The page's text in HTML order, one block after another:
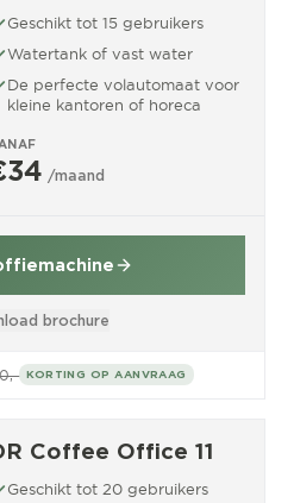
Geschikt tot 15 gebruikers
Watertank of vast water
De perfecte volautomaat voor
kleine kantoren of horeca
/maand
brochure
KORTING OP AANVRAAG
Coffee Office 11
Geschikt tot 20 gebruikers